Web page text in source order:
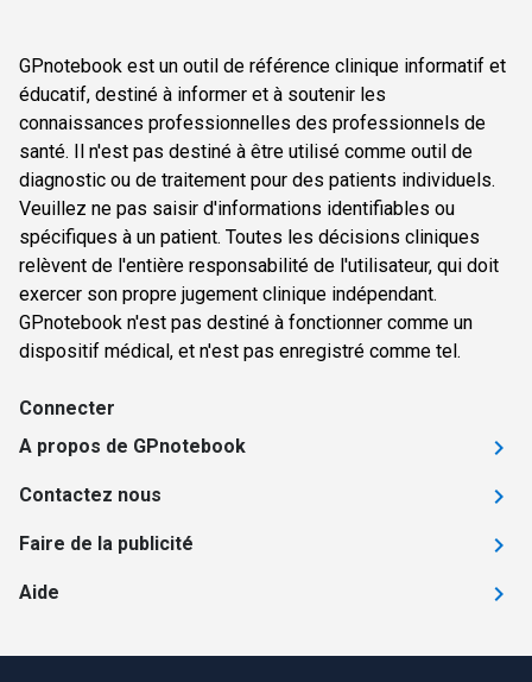
GPnotebook est un outil de référence clinique informatif et
éducatif, destiné à informer et à soutenir les
connaissances professionnelles des professionnels de
santé. Il n'est pas destiné à être utilisé comme outil de
diagnostic ou de traitement pour des patients individuels.
Veuillez ne pas saisir d'informations identifiables ou
spécifiques à un patient. Toutes les décisions cliniques
relèvent de l'entière responsabilité de l'utilisateur, qui doit
exercer son propre jugement clinique indépendant.
GPnotebook n'est pas destiné à fonctionner comme un
dispositif médical, et n'est pas enregistré comme tel.
Connecter
A propos de GPnotebook
Contactez nous
Faire de la publicité
Aide